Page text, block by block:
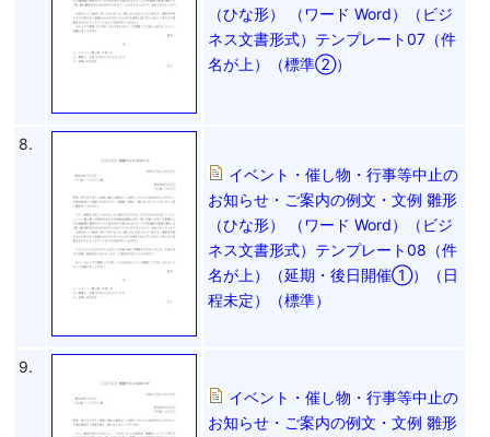
（ひな形） （ワード Word）（ビジ
ネス文書形式）テンプレート07（件
名が上）（標準②）
8.
イベント・催し物・行事等中止の
お知らせ・ご案内の例文・文例 雛形
（ひな形） （ワード Word）（ビジ
ネス文書形式）テンプレート08（件
名が上）（延期・後日開催①）（日
程未定）（標準）
9.
イベント・催し物・行事等中止の
お知らせ・ご案内の例文・文例 雛形